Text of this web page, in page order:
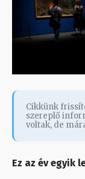
Cikkünk
szereplő
voltak, de
Ez az év egyik